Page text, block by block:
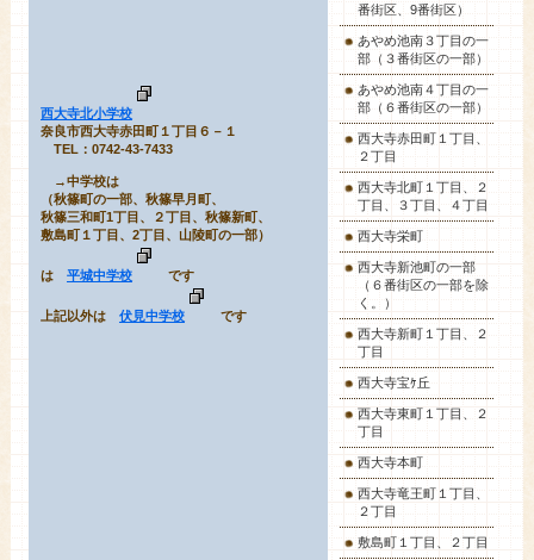
西大寺北小学校
奈良市西大寺赤田町１丁目６－１
TEL：0742-43-7433
→中学校は
（秋篠町の一部、秋篠早月町、
秋篠三和町1丁目、２丁目、秋篠新町、
敷島町１丁目、2丁目、山陵町の一部）
は 平城中学校 です
上記以外は 伏見中学校 です
番街区、9番街区）
あやめ池南３丁目の一
部（３番街区の一部）
あやめ池南４丁目の一
部（６番街区の一部）
西大寺赤田町１丁目、
２丁目
西大寺北町１丁目、２
丁目、３丁目、４丁目
西大寺栄町
西大寺新池町の一部
（６番街区の一部を除
く。）
西大寺新町１丁目、２
丁目
西大寺宝ｹ丘
西大寺東町１丁目、２
丁目
西大寺本町
西大寺竜王町１丁目、
２丁目
敷島町１丁目、２丁目